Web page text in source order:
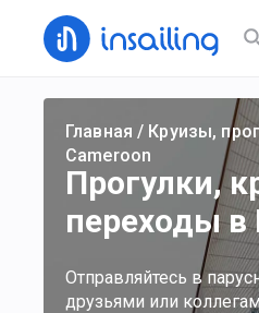
Главная / Круизы,
Cameroon
Прогулки,
переходы в
Отправляйтесь в
друзьями или